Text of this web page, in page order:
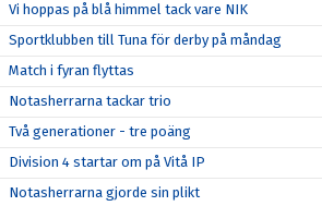
Vi hoppas på blå himmel tack vare NIK
Sportklubben till Tuna för derby på måndag
Match i fyran flyttas
Notasherrarna tackar trio
Två generationer - tre poäng
Division 4 startar om på Vitå IP
Notasherrarna gjorde sin plikt